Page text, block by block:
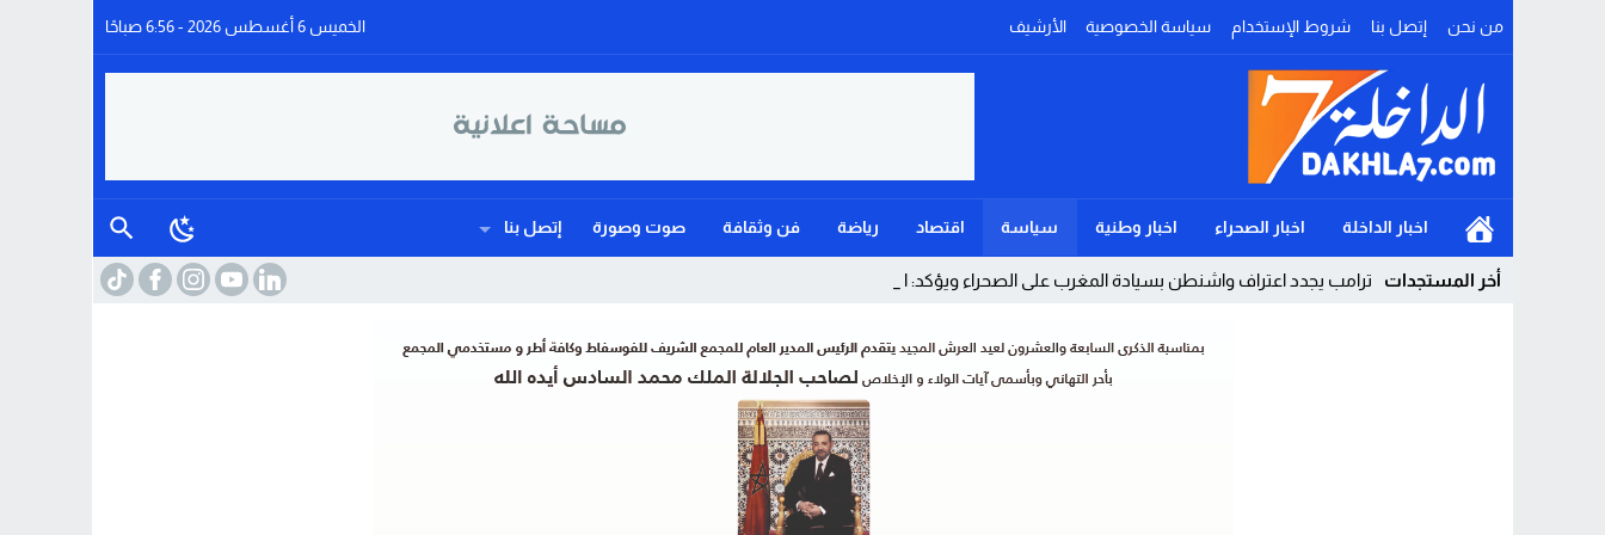
من نحن إتصل بنا شروط الإستخدام سياسة الخصوصية الأرشيف الخميس 6 أغسطس 2026 - 6:56 صباحًا
اخبار الداخلة اخبار الصحراء اخبار وطنية سياسة اقتصاد رياضة فن وثقافة صوت وصورة إتصل بنا
أخر المستجدات ترامب يجدد اعتراف واشنطن بسيادة المغرب على الصحراء ويؤكد: الحكم الذاتي هو _